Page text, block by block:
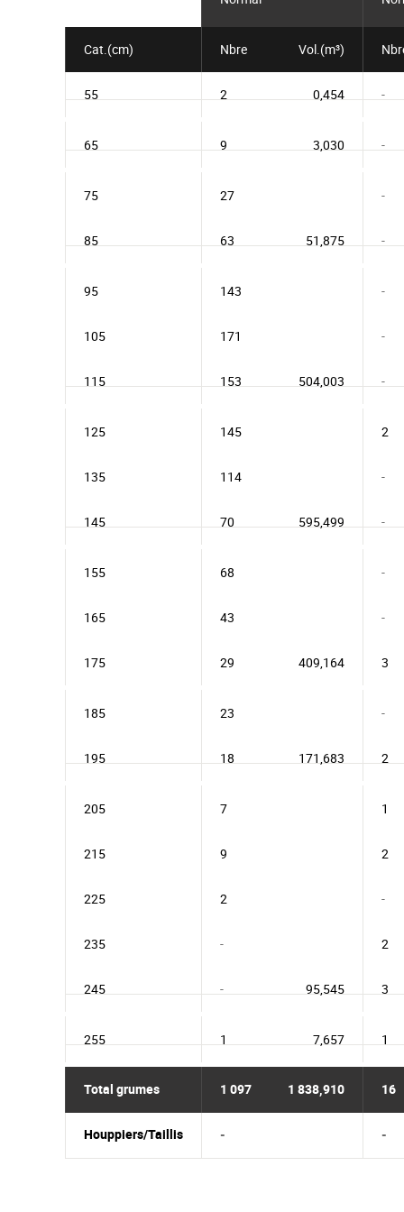
Cat.(cm) Nbre Vol.(m³)
55 2 -
0,454
65 9 -
3,030
75 27 -
85 63 -
51,875
95 143 -
105 171 -
115 153 -
504,003
125 145 2
135 114 -
145 70 -
595,499
155 68 -
165 43 -
175 29 3
409,164
185 23 -
195 18 2
171,683
205 7 1
215 9 2
225 2 -
235 - 2
245 - 3
95,545
255 1 1
7,657
Total grumes 1 097 1 838,910 16
Houppiers/Taillis - -